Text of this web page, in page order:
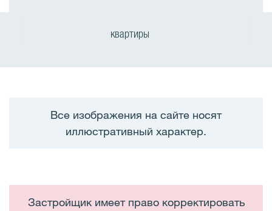
квартиры
Все изображения на сайте носят
иллюстративный характер.
Застройщик имеет право корректировать